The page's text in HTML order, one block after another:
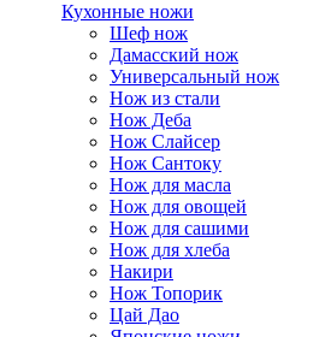
Кухонные ножи
Шеф нож
Дамасский нож
Универсальный нож
Нож из стали
Нож Деба
Нож Слайсер
Нож Сантоку
Нож для масла
Нож для овощей
Нож для сашими
Нож для хлеба
Накири
Нож Топорик
Цай Дао